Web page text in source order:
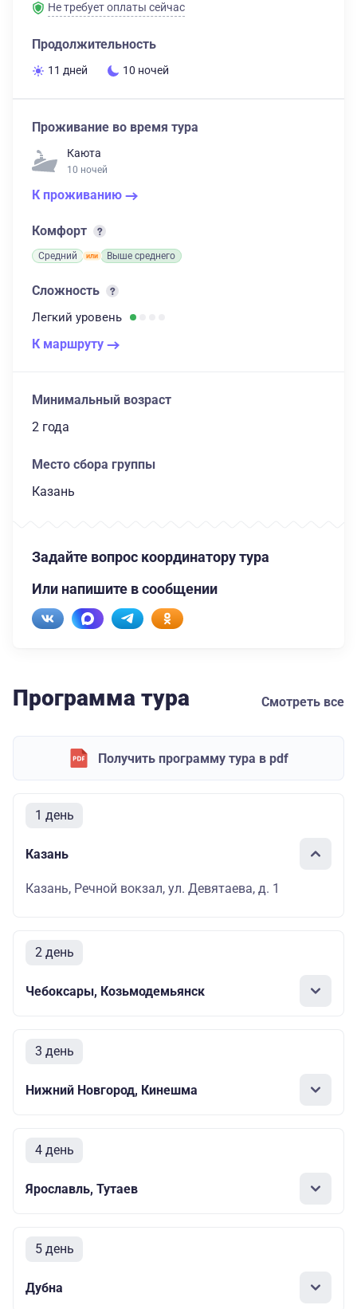
Не требует оплаты сейчас
Продолжительность
11 дней 10 ночей
Проживание во время тура
Каюта
10 ночей
К проживанию
Комфорт
Средний Выше среднего
Сложность
Легкий уровень
К маршруту
Минимальный возраст
2 года
Место сбора группы
Казань
Задайте вопрос координатору тура
Или напишите в сообщении
Программа тура Смотреть все
Получить программу тура в pdf
1 день
Казань
Казань, Речной вокзал, ул. Девятаева, д. 1
2 день
Чебоксары, Козьмодемьянск
3 день
Нижний Новгород, Кинешма
4 день
Ярославль, Тутаев
5 день
Дубна